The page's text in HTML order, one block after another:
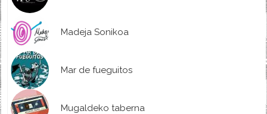
Madeja Sonikoa
Mar de fueguitos
Mugaldeko taberna